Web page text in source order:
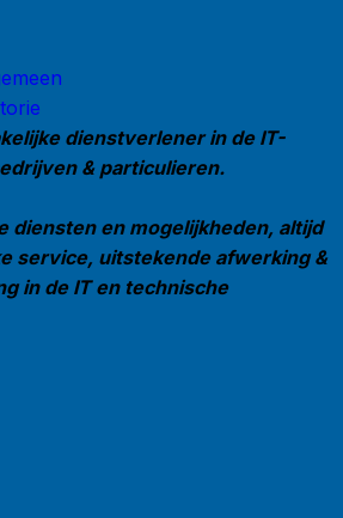
dienstverlener in de IT-
& particulieren.
diensten en mogelijkheden, altijd
service, uitstekende afwerking &
in de IT en technische